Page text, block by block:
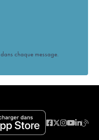
chaque message.